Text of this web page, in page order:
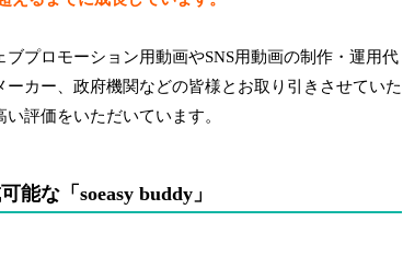
プロモーション用動画やSNS用動画の制作・運用代
カー、政府機関などの皆様とお取り引きさせていた
評価をいただいています。
能な「soeasy buddy」